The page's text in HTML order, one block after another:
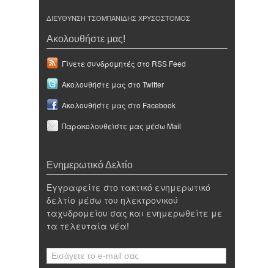
ΔΙΕΥΘΥΝΣΗ ΤΣΟΜΠΑΝΙΔΗΣ ΧΡΥΣΟΣΤΟΜΟΣ
Ακολουθήστε μας!
Γίνετε συνδρομητές στο RSS Feed
Ακολουθήστε μας στο Twitter
Ακολουθήστε μας στο Facebook
Παρακολουθείστε μας μέσω Mail
Ενημερωτικό Δελτίο
Εγγραφείτε στο τακτικό ενημερωτικό
δελτίο μέσω του ηλεκτρονικού
ταχυδρομείου σας και ενημερωθείτε με
τα τελευταία νέα!